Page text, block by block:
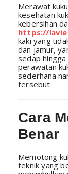
Merawat
kesehatan
kebersihan
https://
kaki yang
dan jamur,
sedap
perawatan
sederhana
tersebut.
Cara
Benar
Memotong
teknik yang